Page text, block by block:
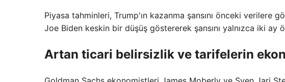
Piyasa tahminleri, Trump'ın kazanma şansını önceki verilere
Joe Biden keskin bir düşüş göstererek şansını yalnızca iki ay
Artan ticari belirsizlik ve tarifelerin